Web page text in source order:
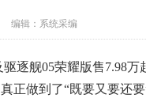
编辑：系统采编
逐舰05荣耀版售7.98万
正做到了“既要又要还